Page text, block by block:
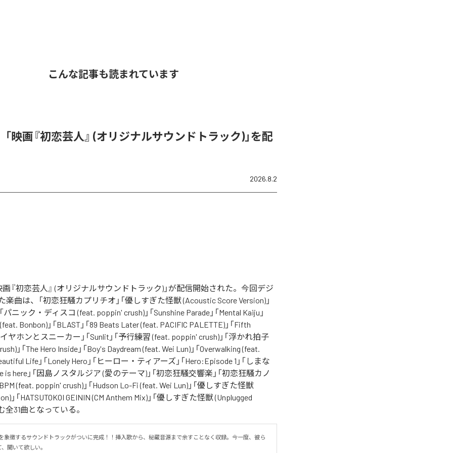
こんな記事も読まれています
映画『初恋芸人』 (オリジナルサウンドトラック)」を配
2026.8.2
画『初恋芸人』 (オリジナルサウンドトラック)」が配信開始された。今回デジ
曲は、「初恋狂騒カプリチオ」「優しすぎた怪獣 (Acoustic Score Version)」
パニック・ディスコ (feat. poppin' crush)」「Sunshine Parade」「Mental Kaiju」
Bonbon)」「BLAST」「89 Beats Later (feat. PACIFIC PALETTE)」「Fifth
イヤホンとスニーカー」「Sunlit」「予行練習 (feat. poppin' crush)」「浮かれ拍子
」「The Hero Inside」「Boy's Daydream (feat. Wei Lun)」「Overwalking (feat.
Life」「Lonely Hero」「ヒーロー・ティアーズ」「Hero:Episode 1」「しまな
is here」「因島ノスタルジア (愛のテーマ)」「初恋狂騒交響楽」「初恋狂騒カノ
(feat. poppin' crush)」「Hudson Lo-Fi (feat. Wei Lun)」「優しすぎた怪獣
」「HATSUTOKOI GEININ (CM Anthem Mix)」「優しすぎた怪獣 (Unplugged
全31曲となっている。
象徴するサウンドトラックがついに完成！！挿入歌から、秘蔵音源まで余すことなく収録。今一度、彼ら
聞いて欲しい。